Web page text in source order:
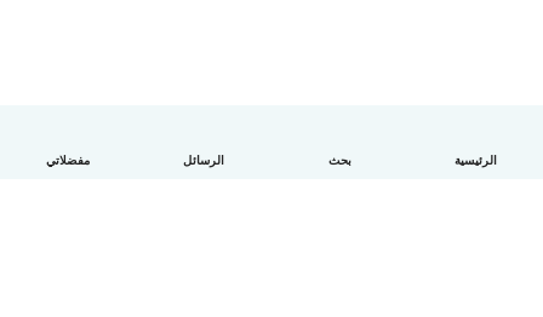
الرئيسية بحث الرسائل مفضلاتي